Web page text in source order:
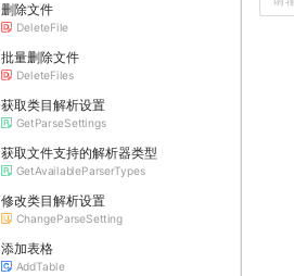
删除文件
DeleteFile
批量删除文件
DeleteFiles
获取类目解析设置
GetParseSettings
获取文件支持的解析器类型
GetAvailableParserTypes
修改类目解析设置
ChangeParseSetting
添加表格
AddTable